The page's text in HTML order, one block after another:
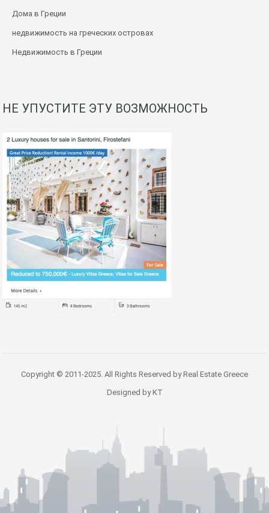
Дома в Греции
недвижимость на греческих островах
Недвижимость в Греции
НЕ УПУСТИТЕ ЭТУ ВОЗМОЖНОСТЬ
Copyright © 2011-2025. All Rights Reserved by Real Estate Greece
Designed by KT